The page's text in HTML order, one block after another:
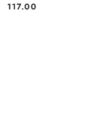
Cena:
117.00